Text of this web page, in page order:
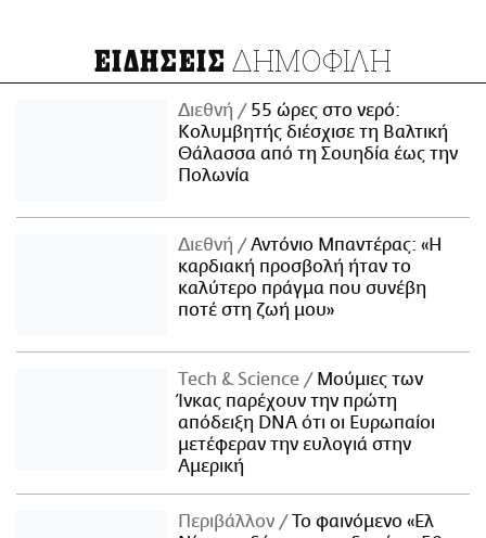
ΕΙΔΗΣΕΙΣ ΔΗΜΟΦΙΛΗ
Διεθνή
55 ώρες στο νερό:
Κολυμβητής διέσχισε τη Βαλτική
Θάλασσα από τη Σουηδία έως την
Πολωνία
Διεθνή
Αντόνιο Μπαντέρας: «Η
καρδιακή προσβολή ήταν το
καλύτερο πράγμα που συνέβη
ποτέ στη ζωή μου»
Τech & Science
Μούμιες των
Ίνκας παρέχουν την πρώτη
απόδειξη DNA ότι οι Ευρωπαίοι
μετέφεραν την ευλογιά στην
Αμερική
Περιβάλλον
Το φαινόμενο «Ελ